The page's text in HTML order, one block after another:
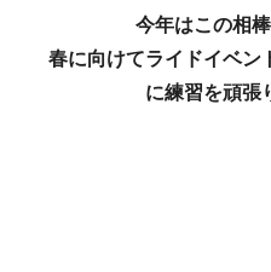
今年はこの相
春に向けてライドイベン
に練習を頑張